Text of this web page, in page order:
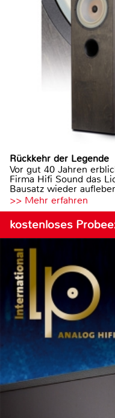
Rückkehr der Legende
Vor gut 40 Jahren
Firma Hifi Sound das
Bausatz wieder
>> Mehr erfahren
kostenloses